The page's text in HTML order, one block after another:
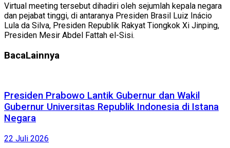
Virtual meeting tersebut dihadiri oleh sejumlah kepala negara
dan pejabat tinggi, di antaranya Presiden Brasil Luiz Inácio
Lula da Silva, Presiden Republik Rakyat Tiongkok Xi Jinping,
Presiden Mesir Abdel Fattah el-Sisi.
BacaLainnya
Presiden Prabowo Lantik Gubernur dan Wakil
Gubernur Universitas Republik Indonesia di Istana
Negara
22 Juli 2026